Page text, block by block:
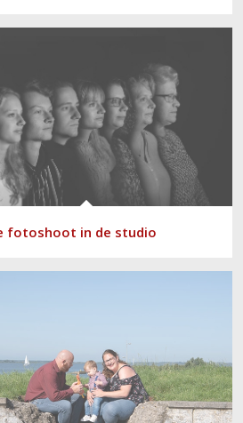
fotoshoot in de studio